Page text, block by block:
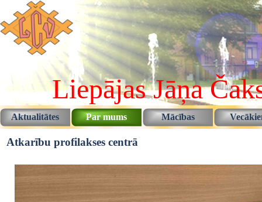
Pāriet uz saturu
Liepājas Jāņa
Aktualitātes Par mums ▼
Mācības ▼
Atkarību profilakses centrā